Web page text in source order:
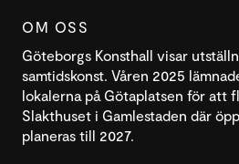
OM OSS
Göteborgs Konsthall visar
samtidskonst. Våren 2025
lokalerna på Götaplatsen för att
Slakthuset i Gamlestaden där
planeras till 2027.